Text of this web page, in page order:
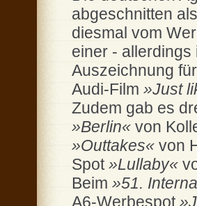
abgeschnitten
diesmal vom
einer -
Auszeichnung
Audi-Film »Just
Zudem gab es
»Berlin« von
»Outtakes« von
Spot»Lullaby«
Beim »51.
A6-Werbespot